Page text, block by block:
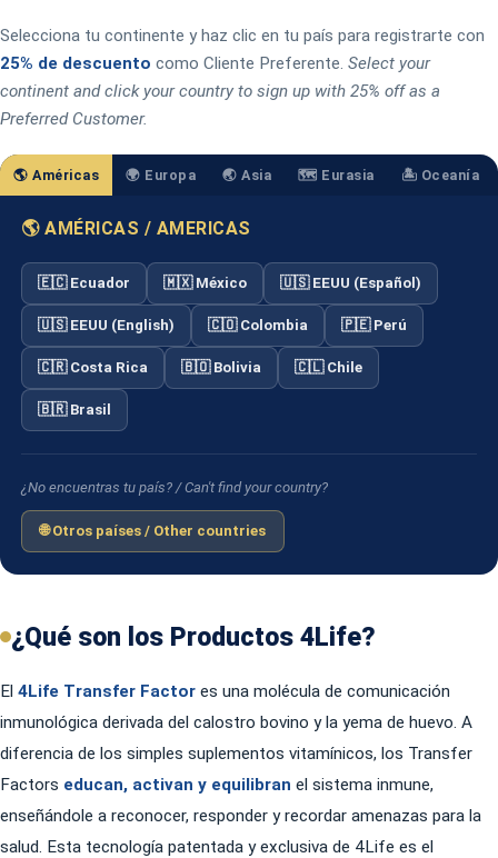
Selecciona tu continente y haz clic en tu país para registrarte con
25% de descuento como Cliente Preferente. Select your
continent and click your country to sign up with 25% off as a
Preferred Customer.
🌎 Américas 🌍 Europa 🌏 Asia 🗺️ Eurasia 🏝️ Oceanía
🌎 AMÉRICAS / AMERICAS
🇪🇨 Ecuador 🇲🇽 México 🇺🇸 EEUU (Español)
🇺🇸 EEUU (English) 🇨🇴 Colombia 🇵🇪 Perú
🇨🇷 Costa Rica 🇧🇴 Bolivia 🇨🇱 Chile
🇧🇷 Brasil
¿No encuentras tu país? / Can't find your country?
🌐 Otros países / Other countries
¿Qué son los Productos 4Life?
El 4Life Transfer Factor es una molécula de comunicación
inmunológica derivada del calostro bovino y la yema de huevo. A
diferencia de los simples suplementos vitamínicos, los Transfer
Factors educan, activan y equilibran el sistema inmune,
enseñándole a reconocer, responder y recordar amenazas para la
salud. Esta tecnología patentada y exclusiva de 4Life es el